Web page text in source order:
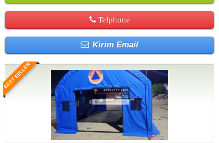
Telphone
Kirim Email
BEST SELLER